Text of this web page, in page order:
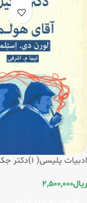
ادبیات پلیسی(
ریال2,500,000